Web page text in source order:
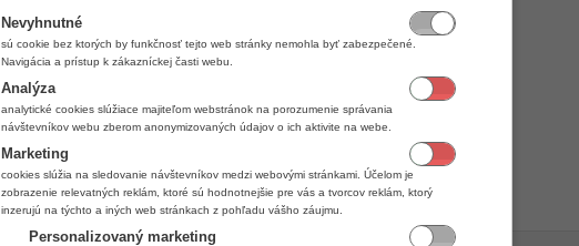
Nevyhnutné
sú cookie bez ktorých by funkčnosť tejto web stránky nemohla byť zabezpečené.
Navigácia a prístup k zákazníckej časti webu.
Analýza
analytické cookies slúžiace majiteľom webstránok na porozumenie správania
návštevníkov webu zberom anonymizovaných údajov o ich aktivite na webe.
Marketing
cookies slúžia na sledovanie návštevníkov medzi webovými stránkami. Účelom je
zobrazenie relevatných reklám, ktoré sú hodnotnejšie pre vás a tvorcov reklám, ktorý
inzerujú na týchto a iných web stránkach z pohľadu vášho záujmu.
Personalizovaný marketing